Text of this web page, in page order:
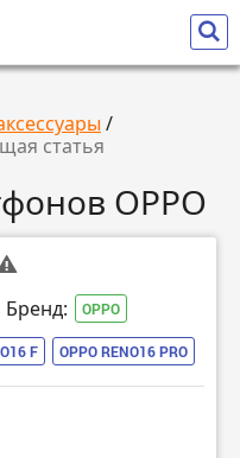
/
статья
OPPO
Бренд: OPPO
F OPPO RENO16 PRO